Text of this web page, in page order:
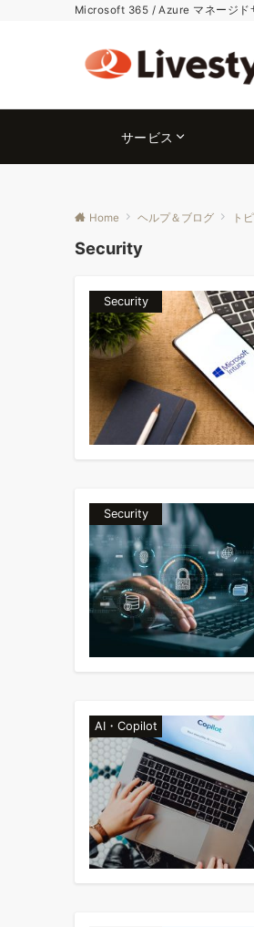
Microsoft 365 / Azure マネー
サービス
Home ヘルプ＆ブログ ト
Security
Security
Security
AI・Copilot